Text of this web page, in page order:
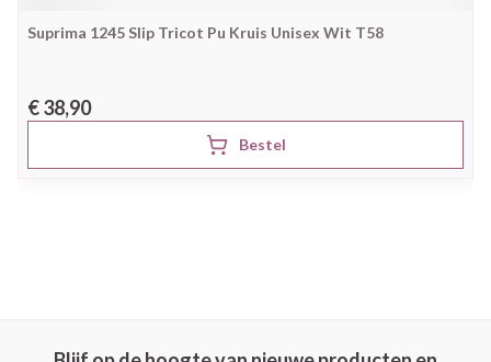
Suprima 1245 Slip Tricot Pu Kruis Unisex Wit T58
€ 38,90
Bestel